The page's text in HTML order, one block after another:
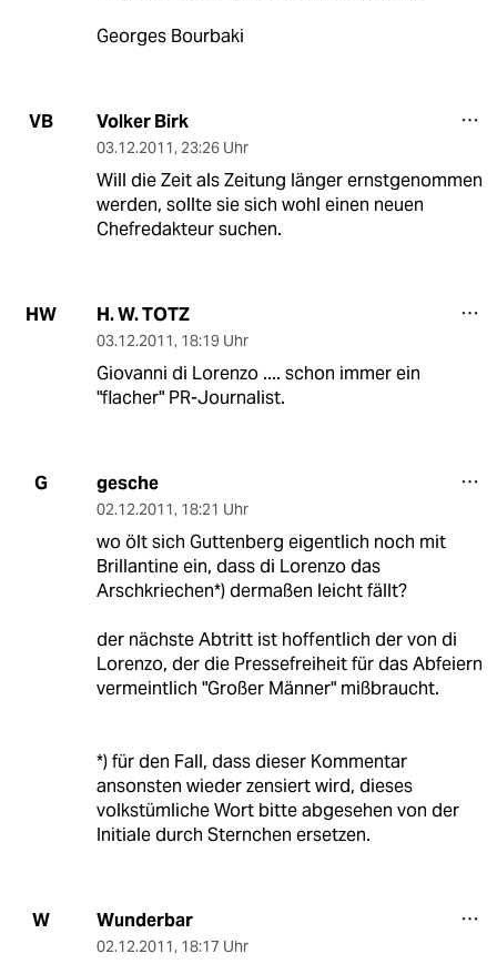
Georges Bourbaki
VB Volker Birk
03.12.2011, 23:26 Uhr
Will die Zeit als Zeitung länger ernstgenommen
werden, sollte sie sich wohl einen neuen
Chefredakteur suchen.
HW H. W. TOTZ
03.12.2011, 18:19 Uhr
Giovanni di Lorenzo .... schon immer ein
"flacher" PR-Journalist.
G gesche
02.12.2011, 18:21 Uhr
wo ölt sich Guttenberg eigentlich noch mit
Brillantine ein, dass di Lorenzo das
Arschkriechen*) dermaßen leicht fällt?
der nächste Abtritt ist hoffentlich der von di
Lorenzo, der die Pressefreiheit für das Abfeiern
vermeintlich "Großer Männer" mißbraucht.
*) für den Fall, dass dieser Kommentar
ansonsten wieder zensiert wird, dieses
volkstümliche Wort bitte abgesehen von der
Initiale durch Sternchen ersetzen.
W Wunderbar
02.12.2011, 18:17 Uhr